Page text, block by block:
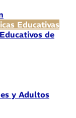
Educativas
de
y Adultos